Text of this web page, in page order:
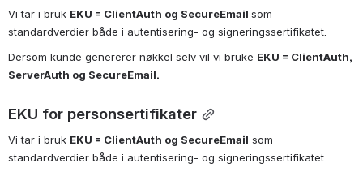
Vi tar i bruk EKU = ClientAuth og SecureEmail som
standardverdier både i autentisering- og signeringssertifikatet.
Dersom kunde genererer nøkkel selv vil vi bruke EKU = ClientAuth,
ServerAuth og SecureEmail.
EKU for personsertifikater
Vi tar i bruk EKU = ClientAuth og SecureEmail som
standardverdier både i autentisering- og signeringssertifikatet.